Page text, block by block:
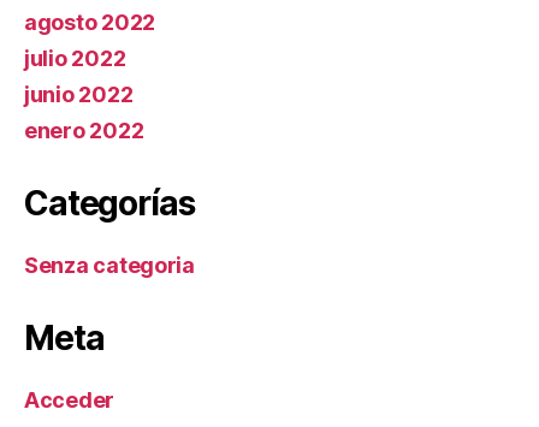
agosto 2022
julio 2022
junio 2022
enero 2022
Categorías
Senza categoria
Meta
Acceder